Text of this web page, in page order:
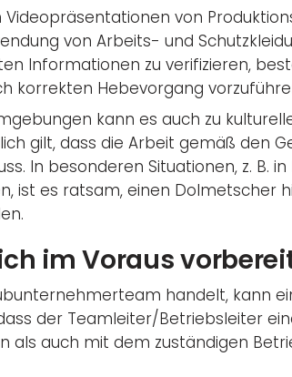
Videopräsentationen von
von Arbeits- und
Informationen zu verifizieren,
korrekten Hebevorgang
kann es auch zu
gilt, dass die Arbeit gemäß den
In besonderen Situationen, z. B.
ist es ratsam, einen Dolmetscher
im Voraus
handelt, kann
der Teamleiter/Betriebsleiter
als auch mit dem zuständigen